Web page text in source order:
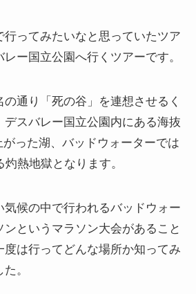
行ってみたいなと思っていたツア
ー国立公園へ行くツアーです。
通り「死の谷」を連想させるく
デスバレー国立公園内にある海抜
った湖、バッドウォーターでは
熱地獄となります。
気候の中で行われるバッドウォー
ンというマラソン大会があること
度は行ってどんな場所か知ってみ
。